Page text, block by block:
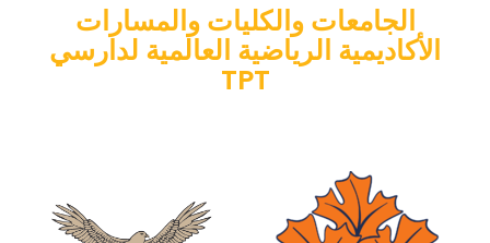
الجامعات والكليات والمسارات
الأكاديمية الرياضية العالمية لدارسي
TPT